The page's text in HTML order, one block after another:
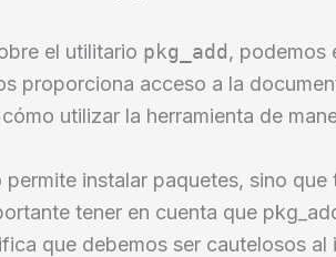
el utilitario pkg_add, podemos
proporciona acceso a la
utilizar la herramienta de
instalar paquetes, sino
tener en cuenta que
que debemos ser cautelosos